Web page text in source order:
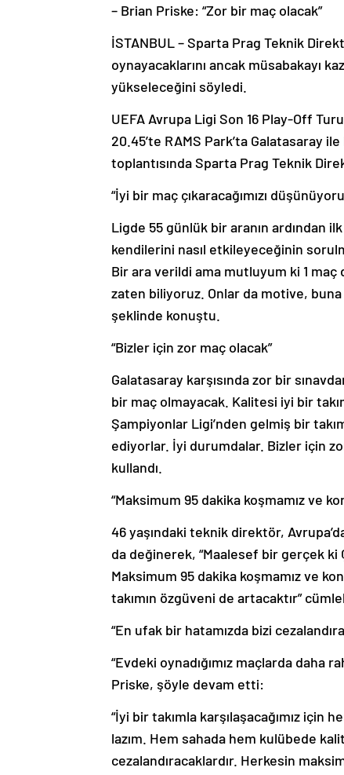
– Brian Priske: “Zor bir maç olacak”
İSTANBUL – Sparta Prag Teknik
oynayacaklarını ancak müsabakayı
yükseleceğini söyledi.
UEFA Avrupa Ligi Son 16 Play-Off
20.45’te RAMS Park’ta Galatasaray
toplantısında Sparta Prag Teknik
“İyi bir maç çıkaracağımızı
Ligde 55 günlük bir aranın ardından
kendilerini nasıl etkileyeceğinin
Bir ara verildi ama mutluyum ki 1
zaten biliyoruz. Onlar da motive, buna
şeklinde konuştu.
“Bizler için zor maç olacak”
Galatasaray karşısında zor bir
bir maç olmayacak. Kalitesi iyi bir
Şampiyonlar Ligi’nden gelmiş bir
ediyorlar. İyi durumdalar. Bizler için
kullandı.
“Maksimum 95 dakika koşmamız ve
46 yaşındaki teknik direktör,
da değinerek, “Maalesef bir gerçek
Maksimum 95 dakika koşmamız ve
takımın özgüveni de artacaktır”
“En ufak bir hatamızda bizi
“Evdeki oynadığımız maçlarda daha
Priske, şöyle devam etti:
“İyi bir takımla karşılaşacağımız
lazım. Hem sahada hem kulübede
cezalandıracaklardır. Herkesin